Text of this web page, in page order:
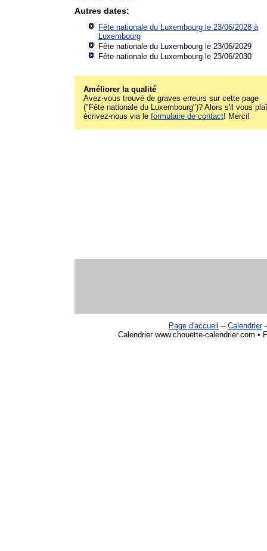
Autres dates:
Fête nationale du Luxembourg le 23/06/2028 à
Luxembourg
Fête nationale du Luxembourg le 23/06/2029
Fête nationale du Luxembourg le 23/06/2030
Améliorer la qualité
Avez-vous trouvé de graves erreurs sur cette page
("Fête nationale du Luxembourg")? Alors s'il vous
écrivez-nous via le formulaire de contact! Merci!
Page d'accueil – Calendrier
Calendrier www.chouette-calendrier.com